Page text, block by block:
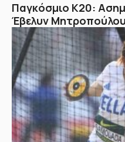
Παγκόσμιο Κ20:
Έβελυν